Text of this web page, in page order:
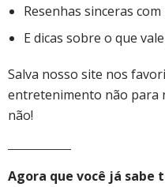
Resenhas sinceras
E dicas sobre o que
Salva nosso site nos
entretenimento não para
não!
Agora que você já sabe